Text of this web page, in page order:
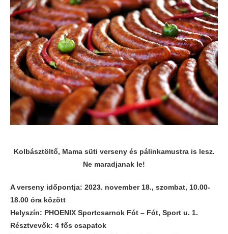
Kolbásztöltő, Mama süti verseny és pálinkamustra is lesz.
Ne maradjanak le!
A verseny időpontja: 2023. november 18., szombat, 10.00-
18.00 óra között
Helyszín: PHOENIX Sportcsarnok Fót – Fót, Sport u. 1.
Résztvevők: 4 fős csapatok